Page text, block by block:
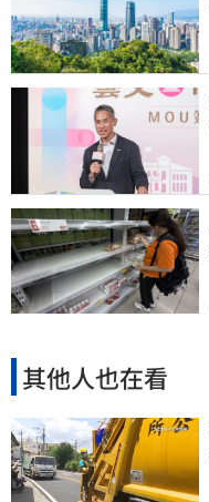
其他人也在看